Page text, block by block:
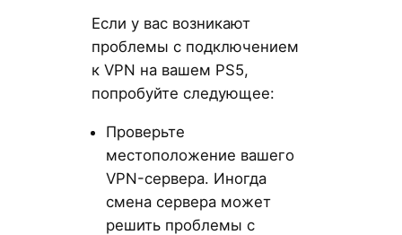
Если у вас возникают
проблемы с подключением
к VPN на вашем PS5,
попробуйте следующее:
Проверьте
местоположение вашего
VPN-сервера. Иногда
смена сервера может
решить проблемы с